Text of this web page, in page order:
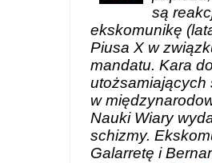
są
ekskomunikę
Piusa X w
mandatu. Kara
utożsamiających
w
Nauki Wiary
schizmy.
Galarretę i